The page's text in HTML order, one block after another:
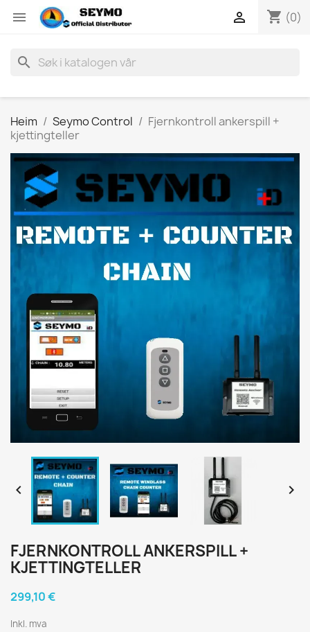
 shopping_cart (0)

search
Heim Seymo Control
Fjernkontroll ankerspill +
kjettingteller
 
FJERNKONTROLL ANKERSPILL +
KJETTINGTELLER
299,10 €
Inkl. mva